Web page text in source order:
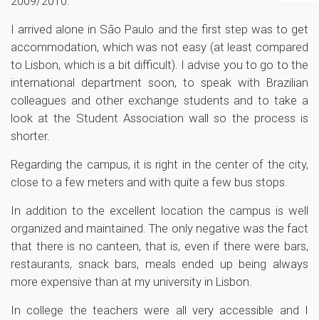
I arrived alone in São Paulo and the first step was to get
accommodation, which was not easy (at least compared
to Lisbon, which is a bit difficult). I advise you to go to the
international department soon, to speak with Brazilian
colleagues and other exchange students and to take a
look at the Student Association wall so the process is
shorter.
Regarding the campus, it is right in the center of the city,
close to a few meters and with quite a few bus stops.
In addition to the excellent location the campus is well
organized and maintained. The only negative was the fact
that there is no canteen, that is, even if there were bars,
restaurants, snack bars, meals ended up being always
more expensive than at my university in Lisbon.
In college the teachers were all very accessible and I